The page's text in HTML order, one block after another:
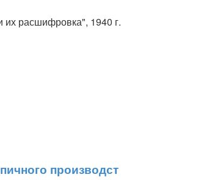
их расшифровка", 1940 г.
производст